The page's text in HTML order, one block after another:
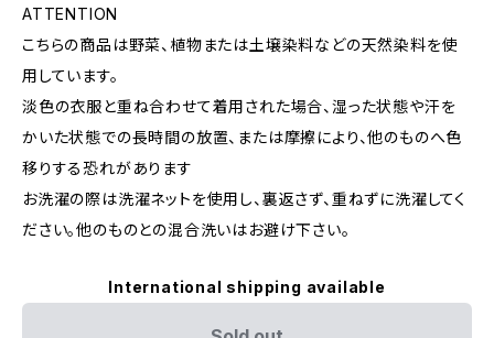
ATTENTION
こちらの商品は野菜、植物または土壌染料などの天然染料を使
用しています。
淡色の衣服と重ね合わせて着用された場合、湿った状態や汗を
かいた状態での長時間の放置、または摩擦により、他のものへ色
移りする恐れがあります
お洗濯の際は洗濯ネットを使用し、裏返さず、重ねずに洗濯してく
ださい。他のものとの混合洗いはお避け下さい。
International shipping available